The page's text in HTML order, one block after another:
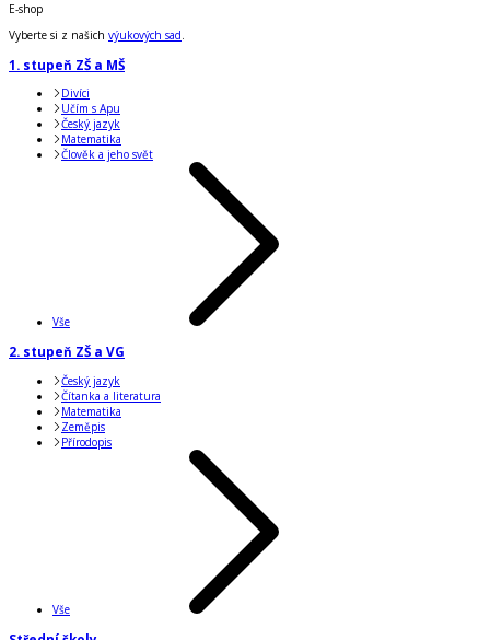
E-shop
Vyberte si z našich výukových sad.
1. stupeň ZŠ a MŠ
Divíci
Učím s Apu
Český jazyk
Matematika
Člověk a jeho svět
Vše
2. stupeň ZŠ a VG
Český jazyk
Čítanka a literatura
Matematika
Zeměpis
Přírodopis
Vše